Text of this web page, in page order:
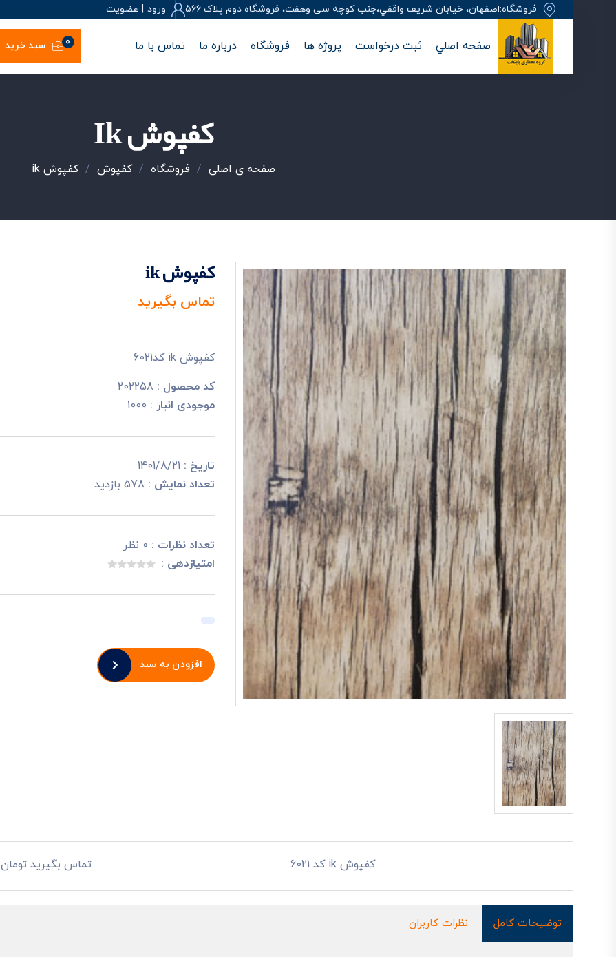
فروشگاه:اصفهان، خيابان شريف واقفي،جنب کوچه سی وهفت، فروشگاه دوم پلاک 566 ورود | عضويت
صفحه اصلي ثبت درخواست پروژه ها فروشگاه درباره ما تماس با ما سبد خرید 0
کفپوش Ik
صفحه ی اصلی / فروشگاه /کفپوش /کفپوش ik
کفپوش ik
تماس بگیرید
کفپوش ik کد6021
کد محصول : 202258
موجودی انبار : 1000
تاریخ : 1401/8/21
تعداد نمایش : 578 بازدید
تعداد نظرات : 0 نظر
امتیازدهی :
افزودن به سبد
کفپوش ik کد 6021 تماس بگیرید تومان
توضیحات کامل نظرات کاربران